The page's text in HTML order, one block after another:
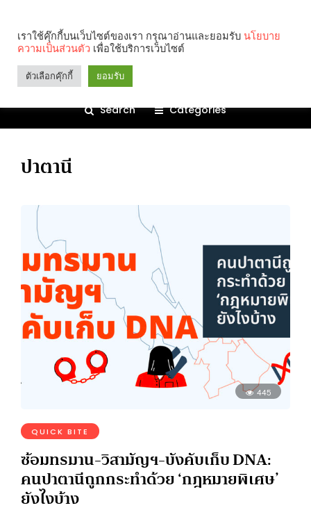
Search Categories
ปาตานี
445
QUICK BITE
ซ้อมทรมาน-วิสามัญฯ-บังคับเก็บ DNA:
คนปาตานีถูกกระทำด้วย ‘กฎหมายพิเศษ’
ยังไงบ้าง
เราใช้คุ๊กกี้บนเว็บไซต์ของเรา กรุณาอ่านและยอมรับ นโยบาย
ความเป็นส่วนตัว เพื่อใช้บริการเว็บไซต์
ตัวเลือกคุ๊กกี้ ยอมรับ